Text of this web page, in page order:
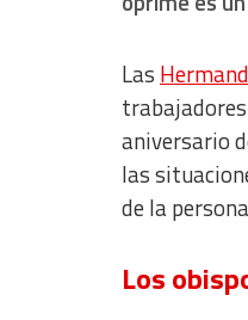
Las
trabajadores
aniversario
las
de la
Los
Advertising